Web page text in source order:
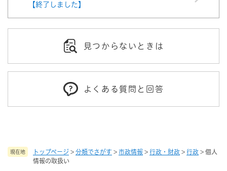
現在地 トップページ > 分類でさがす > 市政情報 > 行政・財政 > 行政 > 個人
情報の取扱い
【終了しました】
見つからないときは
よくある質問と回答